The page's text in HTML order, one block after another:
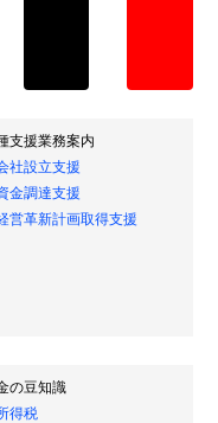
支援業務案内
社設立支援
金調達支援
営革新計画取得支援
の豆知識
得税